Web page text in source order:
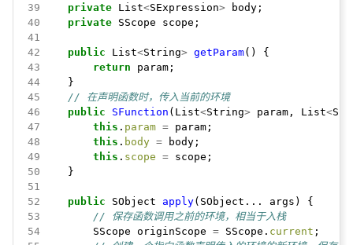
39
private List<SExpression>
body;
40
private SScope
scope;
41
42
public List<String> getParam()
{
43
return
param;
44
}
45
// 在声明函数时，传入当前的环境
46
public SFunction (List<String> param, List<
47
this . param =
param;
48
this . body =
body;
49
this . scope =
scope;
50
}
51
52
public SObject apply(SObject... args)
{
53
// 保存函数调用之前的环境，相当于入栈
54
SScope originScope = SScope. current ;